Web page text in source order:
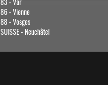
86 - Vienne
88 - Vosges
SUISSE - Neuchâtel